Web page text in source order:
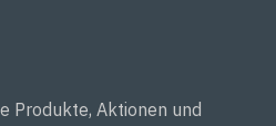
Produkte, Aktionen und